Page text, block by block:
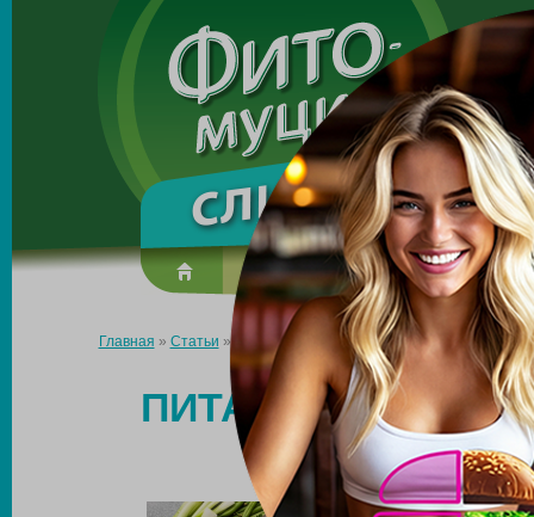
Made in the UK
О препарате Усиль эффект
Главная » Статьи »Питание для очищения кишечника от
ПИТАНИЕ ДЛЯ